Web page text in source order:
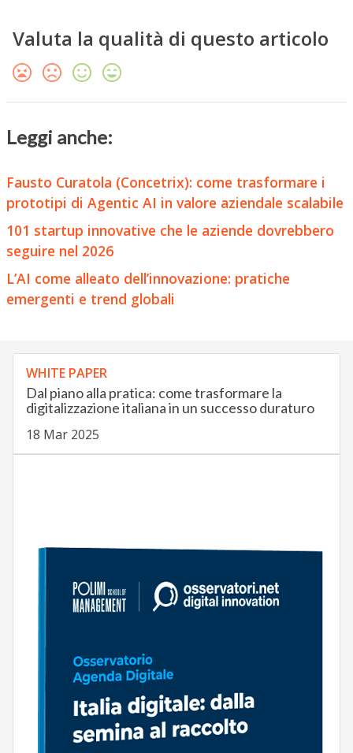
Valuta la qualità di questo articolo
Leggi anche:
Fausto Curatola (Concetrix): come trasformare i
prototipi di Agentic AI in valore aziendale scalabile
101 startup innovative che le aziende dovrebbero
seguire nel 2026
L’AI come alleato dell’innovazione: pratiche
emergenti e trend globali
WHITE PAPER
Dal piano alla pratica: come trasformare la
digitalizzazione italiana in un successo duraturo
18 Mar 2025